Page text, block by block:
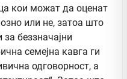
кои можат да оценат
или не, затоа што
беззначајни
семејна кавга ги
одговорност, а